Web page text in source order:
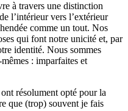
à travers une distinction
l’intérieur vers l’extérieur
comme un tout. Nos
qui font notre unicité et, par
identité. Nous sommes
mêmes : imparfaites et
résolument opté pour la
que (trop) souvent je fais